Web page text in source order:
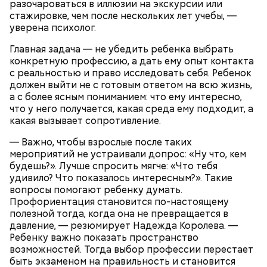
разочароваться в иллюзии на экскурсии или
стажировке, чем после нескольких лет учебы, —
уверена психолог.
Главная задача — не убедить ребенка выбрать
конкретную профессию, а дать ему опыт контакта
с реальностью и право исследовать себя. Ребенок
должен выйти не с готовым ответом на всю жизнь,
а с более ясным пониманием: что ему интересно,
что у него получается, какая среда ему подходит, а
какая вызывает сопротивление.
— Важно, чтобы взрослые после таких
мероприятий не устраивали допрос: «Ну что, кем
будешь?». Лучше спросить мягче: «Что тебя
удивило? Что показалось интересным?». Такие
вопросы помогают ребенку думать.
Профориентация становится по-настоящему
полезной тогда, когда она не превращается в
давление, — резюмирует Надежда Королева. —
Ребенку важно показать пространство
возможностей. Тогда выбор профессии перестает
быть экзаменом на правильность и становится
Диетолог Русакова рассказала,
что должно быть в составе
крабовых палочек
— Бывает тушенка, в которой много сала и
добавок, — ее нежелательно есть. Если эта тушенка
— просто мясо или даже домашнего
приготовления, то один-два раза в неделю она
может присутствовать в рационе, — подчеркнула
специалист.
упакованным продуктом. Однако если на упаковке
есть повреждения, то в таком случае даже
качественную тушенку брать не стоит. Она
непригодна для употребления и может стать
причиной развития ботулизма или других опасных
инфекций.
— Затем достать подпекшийся до темного цвета
перец с углей и переложить его в пакет, чтобы
кожица стала мягкой. После необходимо снять эту
кожицу с овоща и нарезать. Далее готовые лук,
баклажан и кабачок разрезать пополам, а помидор
— на крупные дольки, — рассказал собеседник
«ВМ».
Для заправки нужно мелко нарезать чеснок и
смешать его с уксусом, оливковым маслом, сахаром
и нарезанной веточкой тархуна.